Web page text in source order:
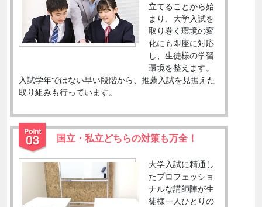
立てることから始
まり、大学入試を
取り巻く環境の変
化にも即座に対応
し、生徒様の学習
環境を整えます。
入試学年ではない早い段階から、推薦入試を見据えた
取り組みも行っています。
国立・私立どちらの対策も万全！
大学入試に精通し
たプロフェッショ
ナルな講師陣が生
徒様一人ひとりの